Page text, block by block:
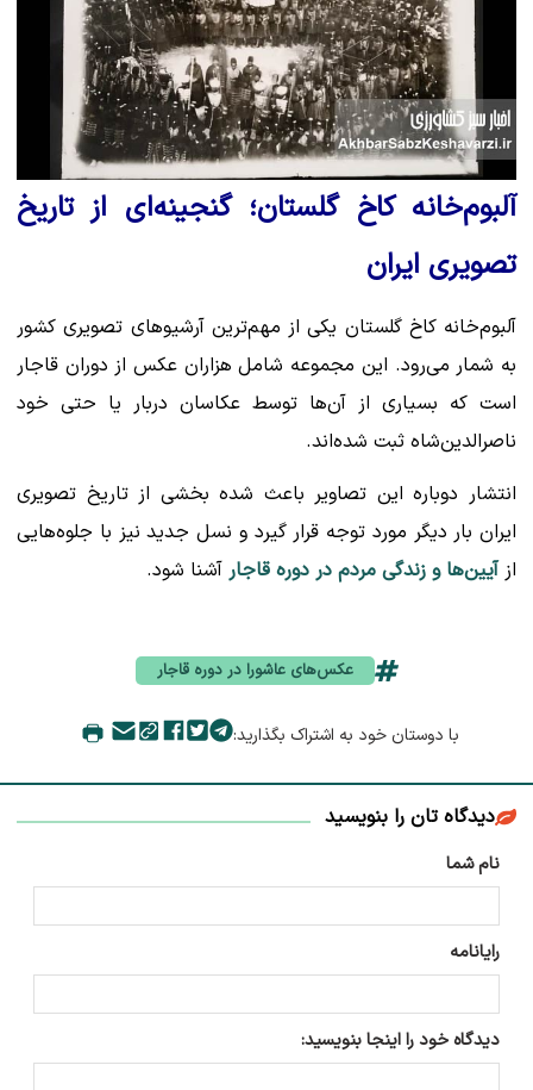
آلبوم‌خانه کاخ گلستان؛ گنجینه‌ای از تاریخ
تصویری ایران
آلبوم‌خانه کاخ گلستان یکی از مهم‌ترین آرشیوهای تصویری کشور
به شمار می‌رود. این مجموعه شامل هزاران عکس از دوران قاجار
است که بسیاری از آن‌ها توسط عکاسان دربار یا حتی خود
ناصرالدین‌شاه ثبت شده‌اند.
انتشار دوباره این تصاویر باعث شده بخشی از تاریخ تصویری
ایران بار دیگر مورد توجه قرار گیرد و نسل جدید نیز با جلوه‌هایی
ازآیین‌ها و زندگی مردم در دوره قاجار آشنا شود.
عکس‌های عاشورا در دوره قاجار
با دوستان خود به اشتراک بگذارید:
دیدگاه تان را بنویسید
نام شما
رایانامه
دیدگاه خود را اینجا بنویسید: